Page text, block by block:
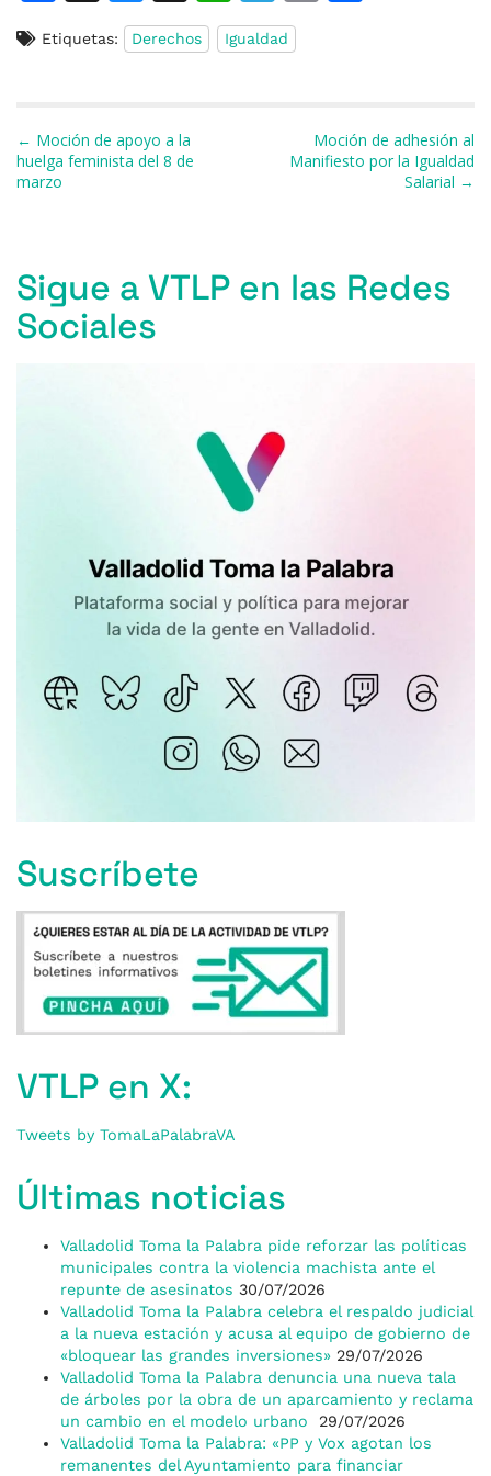
c
b
o
o
u
e
y
h
re
s
h
at
el
e
m
ar
ti
Etiquetas: Derechos Igualdad
Navegación de entradas
← Moción de apoyo a la
huelga feminista del 8 de
marzo
Moción de adhesión al
Manifiesto por la Igualdad
Salarial →
Sigue a VTLP en las Redes
Sociales
Suscríbete
VTLP en X:
Tweets by TomaLaPalabraVA
Últimas noticias
Valladolid Toma la Palabra pide reforzar las políticas
municipales contra la violencia machista ante el
repunte de asesinatos 30/07/2026
Valladolid Toma la Palabra celebra el respaldo judicial
a la nueva estación y acusa al equipo de gobierno de
«bloquear las grandes inversiones» 29/07/2026
Valladolid Toma la Palabra denuncia una nueva tala
de árboles por la obra de un aparcamiento y reclama
un cambio en el modelo urbano
29/07/2026
Valladolid Toma la Palabra: «PP y Vox agotan los
remanentes del Ayuntamiento para financiar